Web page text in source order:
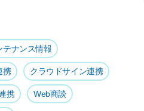
テナンス情報
携 クラウドサイン連携
携 Web商談